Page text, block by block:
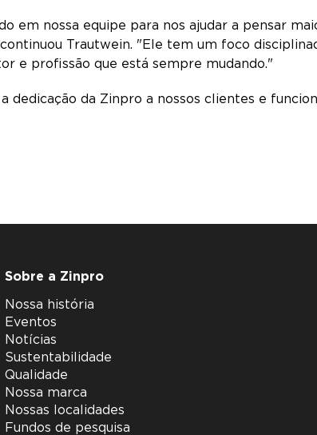
em nossa equipe para nos ajudar a pensar
Trautwein. "Ele tem um foco
e profissão que está sempre mudando."
dedicação da Zinpro a nossos clientes e
Sobre a Zinpro
Nossa história
Eventos
Notícias
Sustentabilidade
Qualidade
Nossa marca
Nossas localidades
Fundos de pesquisa